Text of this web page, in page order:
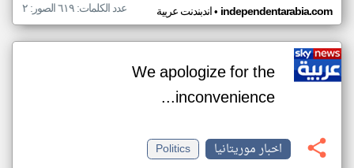
اندبندنت عربية• independentarabia.com عدد الكلمات: ٦١٩ الصور: ٢
We apologize for the
inconvenience...
اخبار موريتانيا
Politics